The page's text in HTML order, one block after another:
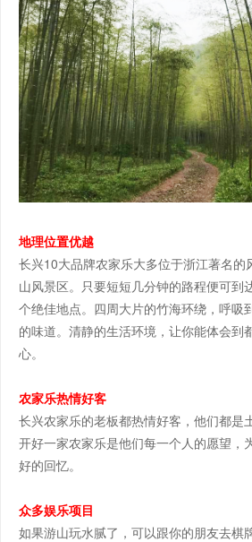
地理位置优越
长兴10大品牌农家乐大多位于浙江著名的
山风景区。只要短短几分钟的路程便可到
个绝佳地点。四周大片的竹海环绕，呼吸
的味道。清静的生活环境，让你能体会到
心。
农家乐热情好客
长兴农家乐的老板都热情好客，他们都是
开好一家农家乐是他们每一个人的愿望，
好的回忆。
众多娱乐项目
如果游山玩水腻了，可以跟你的朋友去棋